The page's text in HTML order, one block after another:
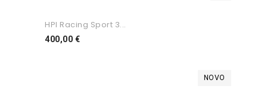
HPI Racing Sport 3...
400,00 €Preço
NOVO